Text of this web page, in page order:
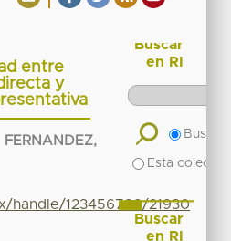
entre
y
handle/123456789/21930
Buscar
en RI
Buscar
Esta
Buscar
en RI